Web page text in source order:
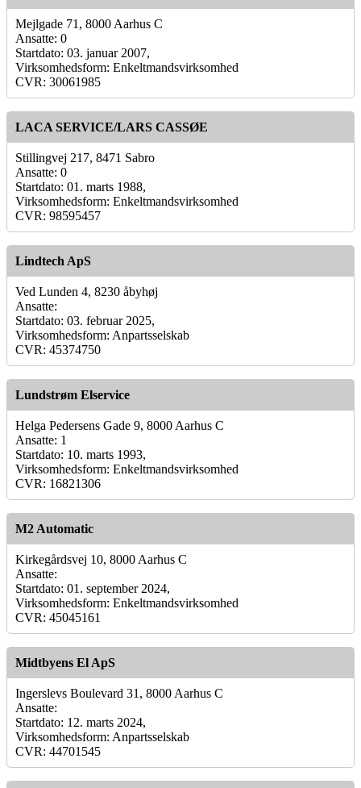
Mejlgade 71, 8000 Aarhus C
Ansatte: 0
Startdato: 03. januar 2007,
Virksomhedsform: Enkeltmandsvirksomhed
CVR: 30061985
LACA SERVICE/LARS CASSØE
Stillingvej 217, 8471 Sabro
Ansatte: 0
Startdato: 01. marts 1988,
Virksomhedsform: Enkeltmandsvirksomhed
CVR: 98595457
Lindtech ApS
Ved Lunden 4, 8230 åbyhøj
Ansatte:
Startdato: 03. februar 2025,
Virksomhedsform: Anpartsselskab
CVR: 45374750
Lundstrøm Elservice
Helga Pedersens Gade 9, 8000 Aarhus C
Ansatte: 1
Startdato: 10. marts 1993,
Virksomhedsform: Enkeltmandsvirksomhed
CVR: 16821306
M2 Automatic
Kirkegårdsvej 10, 8000 Aarhus C
Ansatte:
Startdato: 01. september 2024,
Virksomhedsform: Enkeltmandsvirksomhed
CVR: 45045161
Midtbyens El ApS
Ingerslevs Boulevard 31, 8000 Aarhus C
Ansatte:
Startdato: 12. marts 2024,
Virksomhedsform: Anpartsselskab
CVR: 44701545